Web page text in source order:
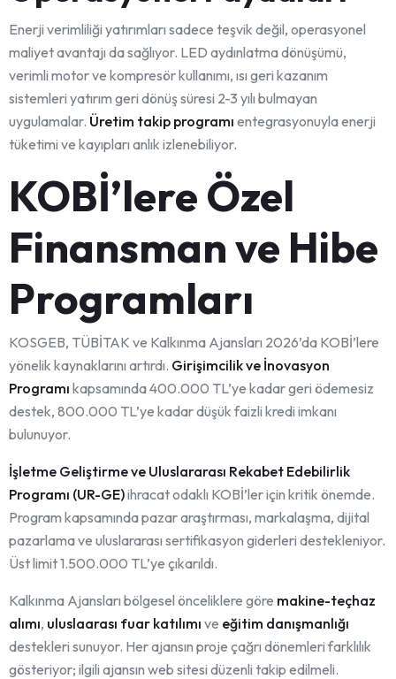
Enerji verimliliği yatırımları sadece teşvik değil, operasyonel
maliyet avantajı da sağlıyor. LED aydınlatma dönüşümü,
verimli motor ve kompresör kullanımı, ısı geri kazanım
sistemleri yatırım geri dönüş süresi 2-3 yılı bulmayan
uygulamalar. Üretim takip programı entegrasyonuyla enerji
tüketimi ve kayıpları anlık izlenebiliyor.
KOBİ’lere Özel
Finansman ve Hibe
Programları
KOSGEB, TÜBİTAK ve Kalkınma Ajansları 2026’da KOBİ’lere
yönelik kaynaklarını artırdı. Girişimcilik ve İnovasyon
Programı kapsamında 400.000 TL’ye kadar geri ödemesiz
destek, 800.000 TL’ye kadar düşük faizli kredi imkanı
bulunuyor.
İşletme Geliştirme ve Uluslararası Rekabet Edebilirlik
Programı (UR-GE)ihracat odaklı KOBİ’ler için kritik önemde.
Program kapsamında pazar araştırması, markalaşma, dijital
pazarlama ve uluslararası sertifikasyon giderleri destekleniyor.
Üst limit 1.500.000 TL’ye çıkarıldı.
Kalkınma Ajansları bölgesel önceliklere göre makine-teçhaz
alımı, uluslaarası fuar katılımı ve eğitim danışmanlığı
destekleri sunuyor. Her ajansın proje çağrı dönemleri farklılık
gösteriyor; ilgili ajansın web sitesi düzenli takip edilmeli.